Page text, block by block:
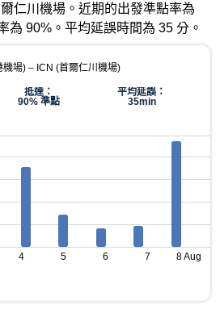
仁川機場。近期的出發準點率為
為 90%。平均延誤時間為 35 分。
機場) – ICN (首爾仁川機場)
抵達：
90% 準點
平均延誤：
35min
4 5 6 7 8 Aug